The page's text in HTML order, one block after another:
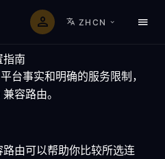
ZHCN
指南
台事实和明确的服务限制，
容路由。
由可以帮助你比较所选连